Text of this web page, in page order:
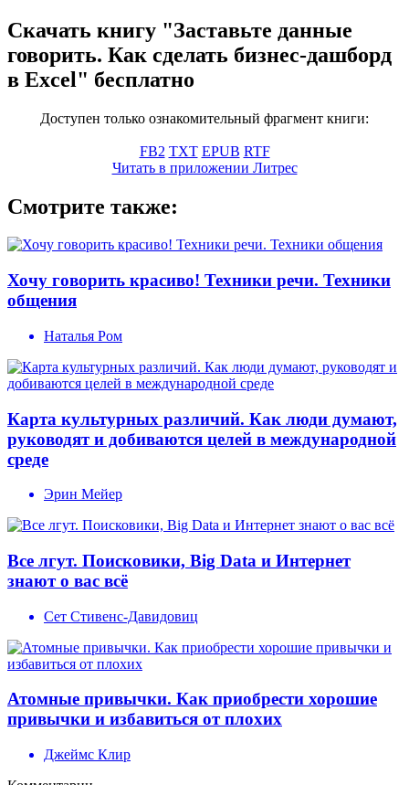
Скачать книгу "Заставьте данные
говорить. Как сделать бизнес-дашборд
в Excel" бесплатно
Доступен только ознакомительный фрагмент книги:
FB2 TXT EPUB RTF
Читать в приложении Литрес
Смотрите также:
Хочу говорить красиво! Техники речи. Техники
общения
Наталья Ром
Карта культурных различий. Как люди думают,
руководят и добиваются целей в международной
среде
Эрин Мейер
Все лгут. Поисковики, Big Data и Интернет
знают о вас всё
Cет Cтивенс-Давидовиц
Атомные привычки. Как приобрести хорошие
привычки и избавиться от плохих
Джеймс Клир